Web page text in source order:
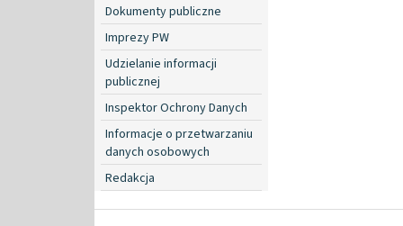
Dokumenty publiczne
Imprezy PW
Udzielanie informacji
publicznej
Inspektor Ochrony Danych
Informacje o przetwarzaniu
danych osobowych
Redakcja